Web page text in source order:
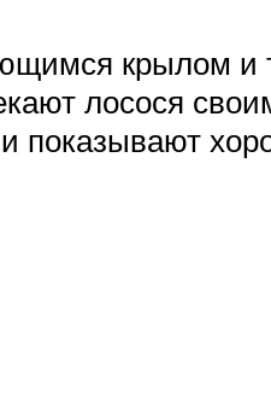
крылом и
лосося